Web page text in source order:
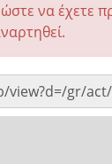
να έχετε